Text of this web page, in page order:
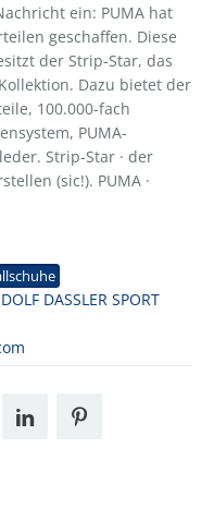
ein: PUMA hat
geschaffen. Diese
der Strip-Star, das
Dazu bietet der
100.000-fach
PUMA-
Strip-Star · der
(sic!). PUMA ·
DASSLER SPORT